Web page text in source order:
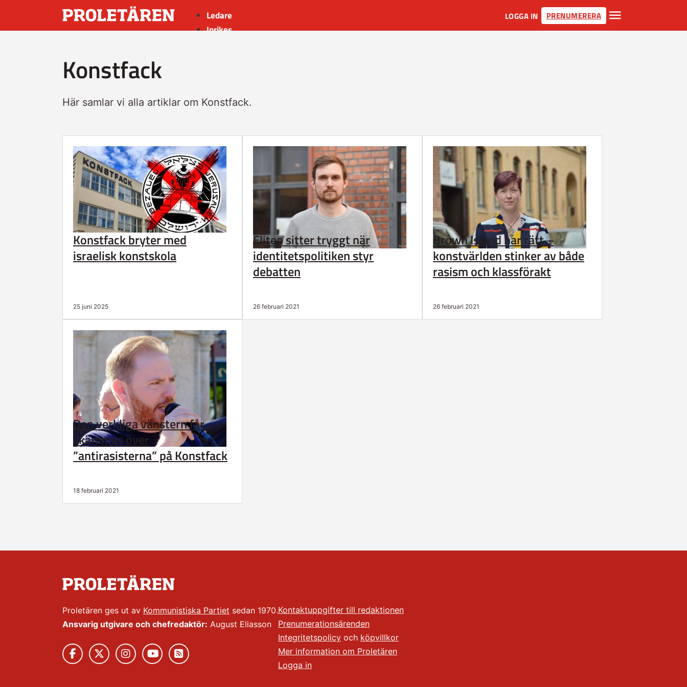
Ledare
Inrikes
LOGGA IN PRENUMERERA
Konstfack
Här samlar vi alla artiklar om Konstfack.
Konstfack bryter med
israelisk konstskola
25 juni 2025
Eliten sitter tryggt när
identitetspolitiken styr
debatten
26 februari 2021
Brown Island har rätt –
konstvärlden stinker av både
rasism och klassförakt
26 februari 2021
Den verkliga vänstern får
skämmas över
”antirasisterna” på Konstfack
18 februari 2021
Proletären ges ut av Kommunistiska Partiet sedan 1970.
Ansvarig utgivare och chefredaktör: August Eliasson
Kontaktuppgifter till redaktionen
Prenumerationsärenden
Integritetspolicy och köpvillkor
Mer information om Proletären
Logga in